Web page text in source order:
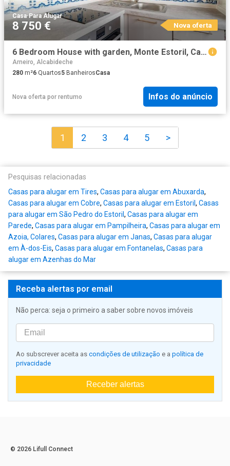
Casa·Para Alugar
8 750 € Nova oferta
6 Bedroom House with garden, Monte Estoril, Cascais
Arneiro, Alcabideche
280 m²6 Quartos5 BanheirosCasa
Nova oferta por rentumo Infos do anúncio
1 2 3 4 5 >
Pesquisas relacionadas
Casas para alugar em Tires, Casas para alugar em Abuxarda,
Casas para alugar em Cobre, Casas para alugar em Estoril , Casas
para alugar em São Pedro do Estoril , Casas para alugar em
Parede, Casas para alugar em Pampilheira, Casas para alugar em
Azoia, Colares, Casas para alugar em Janas, Casas para alugar
em À-dos-Eis, Casas para alugar em Fontanelas, Casas para
alugar em Azenhas do Mar
Receba alertas por email
Não perca: seja o primeiro a saber sobre novos imóveis
Ao subscrever aceita as condições de utilização e a política de
privacidade
Receber alertas
© 2026 Lifull Connect